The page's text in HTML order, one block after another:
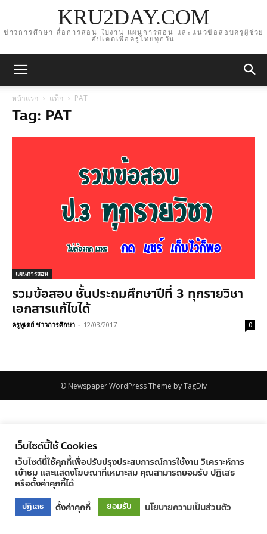
KRU2DAY.COM
ข่าวการศึกษา สื่อการสอน ใบงาน แผนการสอน และแนวข้อสอบครูผู้ช่วย
อัปเดตเพื่อครูไทยทุกวัน
หน้าแรก แท็ก PAT
Tag: PAT
แผนการสอน
รวมข้อสอบ ชั้นประถมศึกษาปีที่ 3 ทุกรายวิชา
เอกสารแก้ไขได้
ครูทูเดย์ ข่าวการศึกษา - 12/03/2017 0
© Newspaper WordPress Theme by TagDiv
เว็บไซต์นี้ใช้ Cookies
เว็บไซต์นี้ใช้คุกกี้เพื่อปรับปรุงประสบการณ์การใช้งาน วิเคราะห์การ
เข้าชม และแสดงโฆษณาที่เหมาะสม คุณสามารถยอมรับ ปฏิเสธ
หรือตั้งค่าคุกกี้ได้
ปฏิเสธ ตั้งค่าคุกกี้ ยอมรับ นโยบายความเป็นส่วนตัว